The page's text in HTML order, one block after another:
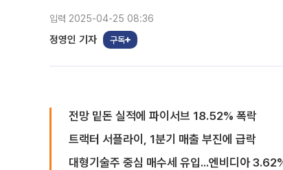
입력 2025-04-25 08:36
정영인 기자 구독
전망 밑돈 실적에 파이서브 18.52% 폭락
트랙터 서플라이, 1분기 매출 부진에 급락
대형기술주 중심 매수세 유입...엔비디아